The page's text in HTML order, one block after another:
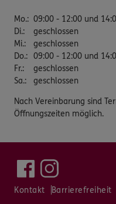
Mo.: 09:00 - 12:00 und
Di.:
geschlossen
Mi.:
geschlossen
Do.: 09:00 - 12:00 und
Fr.:
geschlossen
Sa.: geschlossen
Nach Vereinbarung sind
Öffnungszeiten möglich.
Kontakt Barrierefreiheit